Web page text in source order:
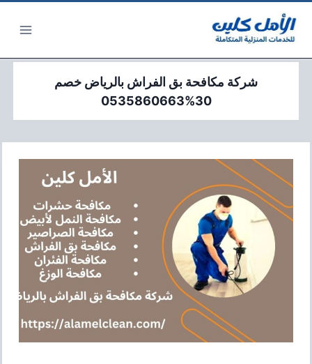
المحتوى
شركة مكافحة بق الفراش بالرياض خصم
30%0535860663